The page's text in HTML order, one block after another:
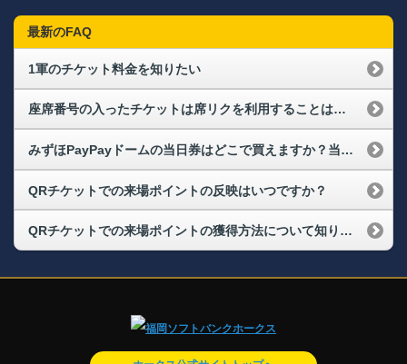
最新のFAQ
1軍のチケット料金を知りたい
座席番号の入ったチケットは席リクを利用することはできますか。
みずほPayPayドームの当日券はどこで買えますか？当日券の販売状況を確認できますか？
QRチケットでの来場ポイントの反映はいつですか？
QRチケットでの来場ポイントの獲得方法について知りたい